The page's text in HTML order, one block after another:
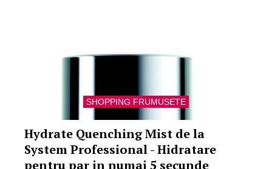
SHOPPING FRUMUSETE
Hydrate Quenching Mist de la
System Professional - Hidratare
pentru par in numai 5 secunde